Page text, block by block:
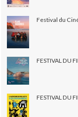
Festival du
FESTIVAL DU
FESTIVAL DU